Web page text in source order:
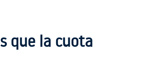
que la cuota